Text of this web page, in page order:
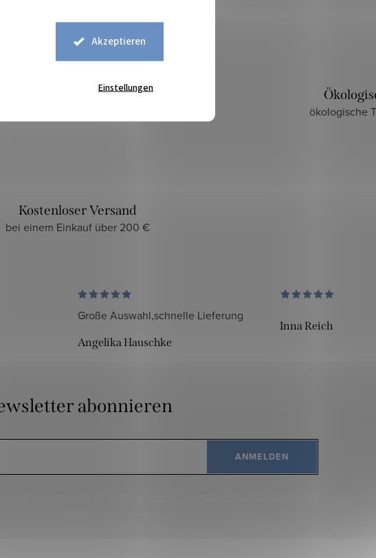
Akzeptieren
Einstellungen
Sicherer Kauf
ökologische
Kostenloser Versand
bei einem Einkauf über 200 €
Große Auswahl,schnelle Lieferung
Angelika Hauschke
Inna Reich
abonnieren
ANMELDEN